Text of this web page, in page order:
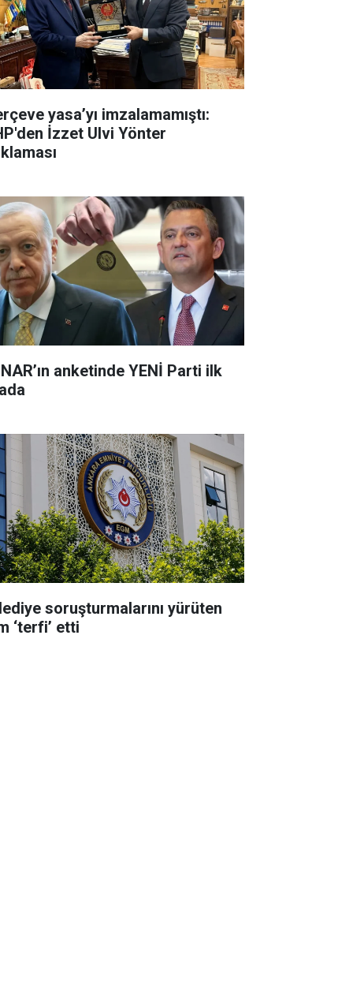
yasa’yı imzalamamıştı:
İzzet Ulvi Yönter
anketinde YENİ Parti ilk
soruşturmalarını yürüten
‘terfi’ etti